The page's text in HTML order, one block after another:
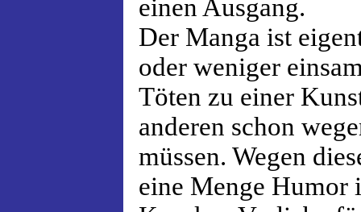
einen Ausgang.
Der Manga ist
oder weniger
Töten zu einer
anderen schon
müssen. Wegen
eine Menge Humor